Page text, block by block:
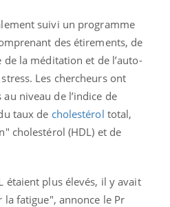
suivi un programme
des étirements, de
la méditation et de l’auto-
Les chercheurs ont
niveau de l’indice de
taux de cholestérol total,
cholestérol (HDL) et de
étaient plus élevés, il y avait
fatigue", annonce le Pr